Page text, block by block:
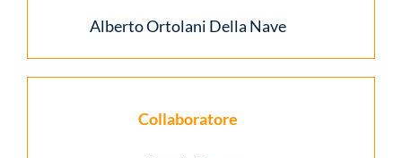
Alberto Ortolani Della Nave
Collaboratore